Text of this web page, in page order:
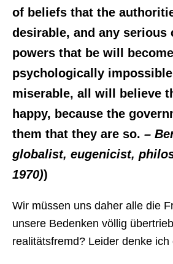
of beliefs that the
desirable, and any
powers that be will become
psychologically
miserable, all will believe
happy, because the
them that they are so. –
globalist, eugenicist,
1970))
Wir müssen uns daher alle die
unsere Bedenken völlig
realitätsfremd? Leider denke ich